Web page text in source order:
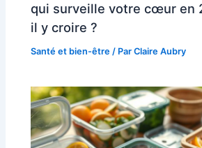
qui surveille votre cœur
il y croire ?
Santé et bien-être / ParClaire Aubry